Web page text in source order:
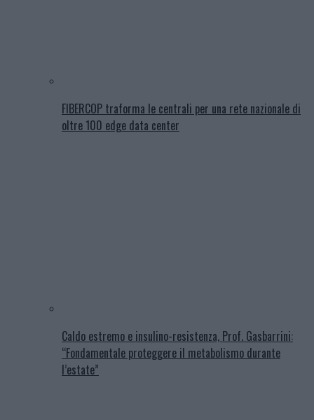
FIBERCOP traforma le centrali per una rete nazionale di
oltre 100 edge data center
Caldo estremo e insulino-resistenza, Prof. Gasbarrini:
“Fondamentale proteggere il metabolismo durante
l’estate”